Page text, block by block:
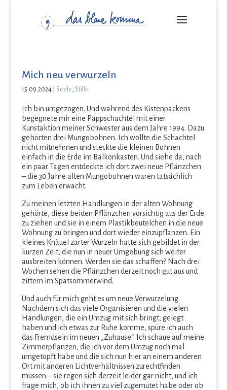
Mich neu verwurzeln
15.09.2024| Seele, Stille
Ich bin umgezogen. Und während des Kistenpackens
begegnete mir eine Pappschachtel mit einer
Kunstaktion meiner Schwester aus dem Jahre 1994. Dazu
gehörten drei Mungobohnen. Ich wollte die Schachtel
nicht mitnehmen und steckte die kleinen Bohnen
einfach in die Erde im Balkonkasten. Und siehe da, nach
ein paar Tagen entdeckte ich dort zwei neue Pflänzchen
– die 30 Jahre alten Mungobohnen waren tatsächlich
zum Leben erwacht.
Zu meinen letzten Handlungen in der alten Wohnung
gehörte, diese beiden Pflänzchen vorsichtig aus der Erde
zu ziehen und sie in einem Plastikbeutelchen in die neue
Wohnung zu bringen und dort wieder einzupflanzen. Ein
kleines Knäuel zarter Wurzeln hatte sich gebildet in der
kurzen Zeit, die nun in neuer Umgebung sich weiter
ausbreiten können. Werden sie das schaffen? Nach drei
Wochen sehen die Pflänzchen derzeit noch gut aus und
zittern im Spätsommerwind.
Und auch für mich geht es um neue Verwurzelung.
Nachdem sich das viele Organisieren und die vielen
Handlungen, die ein Umzug mit sich bringt, gelegt
haben und ich etwas zur Ruhe komme, spüre ich auch
das Fremdsein im neuen „Zuhause“. Ich schaue auf meine
Zimmerpflanzen, die ich vor dem Umzug noch mal
umgetopft habe und die sich nun hier an einem anderen
Ort mit anderen Lichtverhältnissen zurechtfinden
müssen – sie regen sich derzeit leider gar nicht, und ich
frage mich, ob ich ihnen zu viel zugemutet habe oder ob